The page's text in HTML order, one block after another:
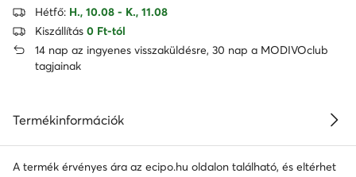
Hétfő: H., 10.08 - K., 11.08
Kiszállítás 0 Ft-tól
14 nap az ingyenes visszaküldésre, 30 nap a MODIVOclub
tagjainak
Termékinformációk
A termék érvényes ára az ecipo.hu oldalon található, és eltérhet